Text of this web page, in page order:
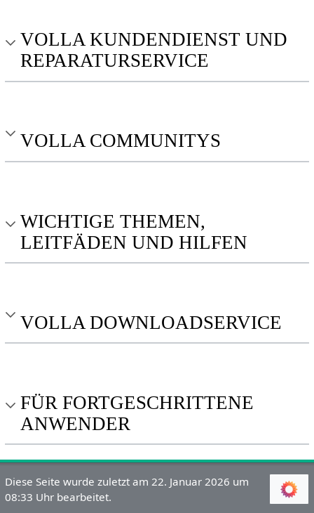
VOLLA KUNDENDIENST UND
REPARATURSERVICE
VOLLA COMMUNITYS
WICHTIGE THEMEN,
LEITFÄDEN UND HILFEN
VOLLA DOWNLOADSERVICE
FÜR FORTGESCHRITTENE
ANWENDER
Diese Seite wurde zuletzt am 22. Januar 2026 um
08:33 Uhr bearbeitet.